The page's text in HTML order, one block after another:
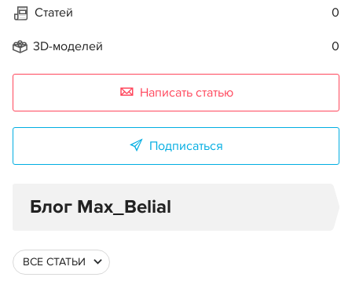
Статей 0
3D-моделей 0
Написать статью
Подписаться
Блог Max_Belial
ВСЕ СТАТЬИ